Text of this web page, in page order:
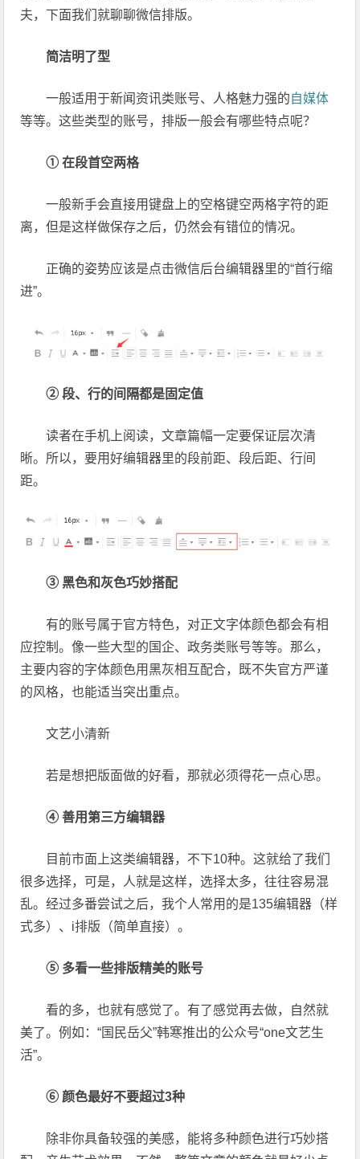
夫，下面我们就聊聊微信排版。
简洁明了型
一般适用于新闻资讯类账号、人格魅力强的自媒体
等等。这些类型的账号，排版一般会有哪些特点呢？
① 在段首空两格
一般新手会直接用键盘上的空格键空两格字符的距
离，但是这样做保存之后，仍然会有错位的情况。
正确的姿势应该是点击微信后台编辑器里的“首行缩
进”。
② 段、行的间隔都是固定值
读者在手机上阅读，文章篇幅一定要保证层次清
晰。所以，要用好编辑器里的段前距、段后距、行间
距。
③ 黑色和灰色巧妙搭配
有的账号属于官方特色，对正文字体颜色都会有相
应控制。像一些大型的国企、政务类账号等等。那么，
主要内容的字体颜色用黑灰相互配合，既不失官方严谨
的风格，也能适当突出重点。
文艺小清新
若是想把版面做的好看，那就必须得花一点心思。
④ 善用第三方编辑器
目前市面上这类编辑器，不下10种。这就给了我们
很多选择，可是，人就是这样，选择太多，往往容易混
乱。经过多番尝试之后，我个人常用的是135编辑器（样
式多）、i排版（简单直接）。
⑤ 多看一些排版精美的账号
看的多，也就有感觉了。有了感觉再去做，自然就
美了。例如：“国民岳父”韩寒推出的公众号“one文艺生
活”。
⑥ 颜色最好不要超过3种
除非你具备较强的美感，能将多种颜色进行巧妙搭